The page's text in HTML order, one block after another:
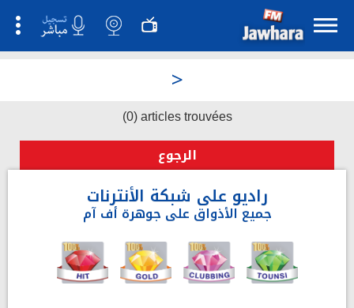
>
(0) articles trouvées
الرجوع
راديو على شبكة الأنترنات
جميع الأذواق على جوهرة أف آم